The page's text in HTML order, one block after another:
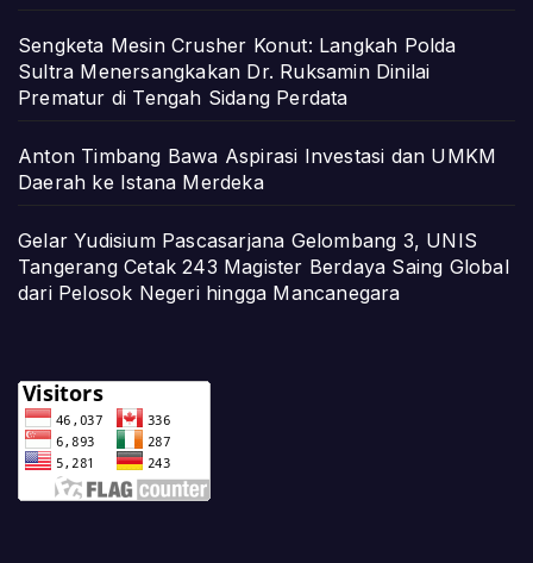
Sengketa Mesin Crusher Konut: Langkah Polda
Sultra Menersangkakan Dr. Ruksamin Dinilai
Prematur di Tengah Sidang Perdata
Anton Timbang Bawa Aspirasi Investasi dan UMKM
Daerah ke Istana Merdeka
Gelar Yudisium Pascasarjana Gelombang 3, UNIS
Tangerang Cetak 243 Magister Berdaya Saing Global
dari Pelosok Negeri hingga Mancanegara